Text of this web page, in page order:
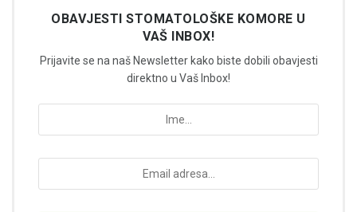
OBAVJESTI STOMATOLOŠKE KOMORE U
VAŠ INBOX!
Prijavite se na naš Newsletter kako biste dobili obavjesti
direktno u Vaš Inbox!